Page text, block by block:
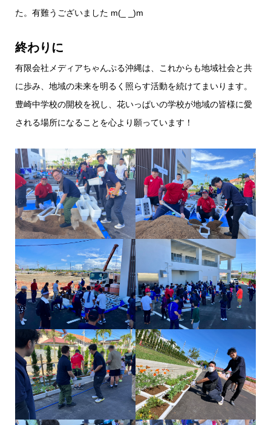
た。有難うございました m(_ _)m
終わりに
有限会社メディアちゃんぷる沖縄は、これからも地域社会と共
に歩み、地域の未来を明るく照らす活動を続けてまいります。
豊崎中学校の開校を祝し、花いっぱいの学校が地域の皆様に愛
される場所になることを心より願っています！